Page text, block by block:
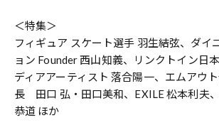
＜特集＞
フィギュア スケート選手 羽生結弦、ダイ
ョン Founder 西山知義、リンクトイン日
ディアアーティスト 落合陽一、エムアウ
長 田口 弘・田口美和、EXILE 松本利夫
恭道 ほか